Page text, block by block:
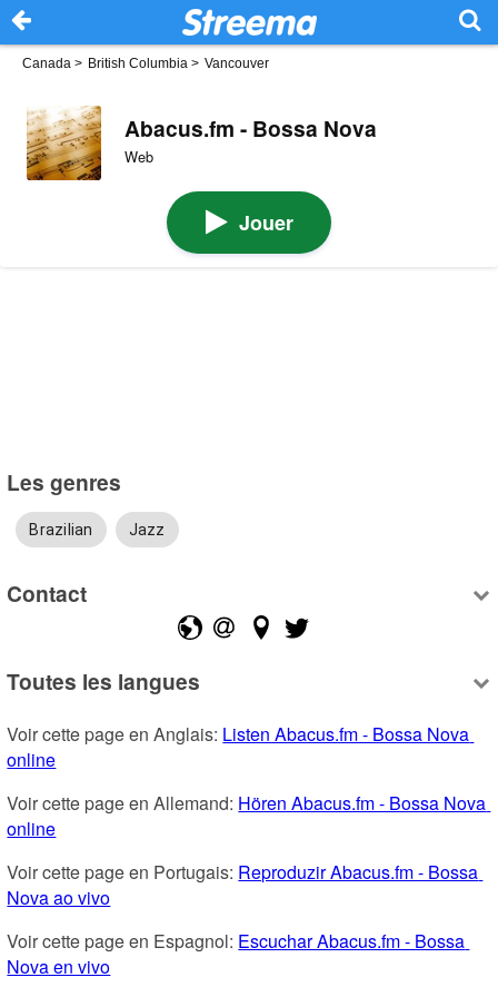
Canada > British Columbia > Vancouver
Abacus.fm - Bossa Nova
Web
Jouer
Les genres
Brazilian Jazz
Contact
Toutes les langues
Voir cette page en Anglais: Listen Abacus.fm - Bossa Nova
online
Voir cette page en Allemand: Hören Abacus.fm - Bossa Nova
online
Voir cette page en Portugais: Reproduzir Abacus.fm - Bossa
Nova ao vivo
Voir cette page en Espagnol: Escuchar Abacus.fm - Bossa
Nova en vivo